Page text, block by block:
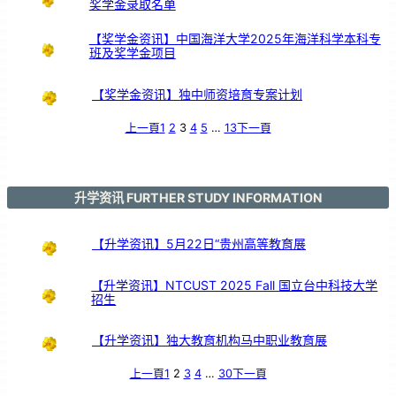
奖学金录取名单
【奖学金资讯】中国海洋大学2025年海洋科学本科专
班及奖学金项目
【奖学金资讯】独中师资培育专案计划
上一頁1 2 3 4 5 … 13下一頁
升学资讯 FURTHER STUDY INFORMATION
【升学资讯】5月22日“贵州高等教育展
【升学资讯】NTCUST 2025 Fall 国立台中科技大学
招生
【升学资讯】独大教育机构马中职业教育展
上一頁1 2 3 4 … 30下一頁